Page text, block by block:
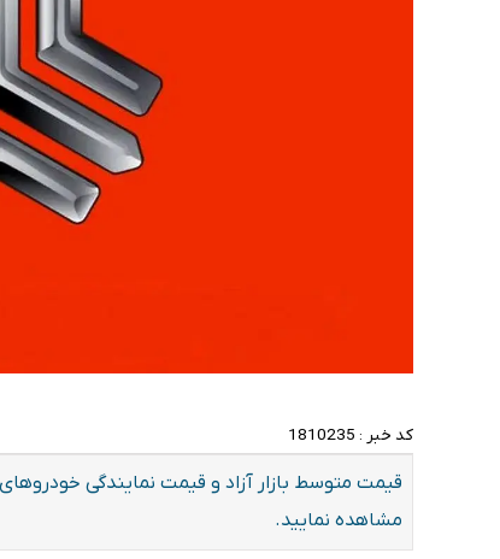
کد خبر : 1810235
مشاهده نمایید.